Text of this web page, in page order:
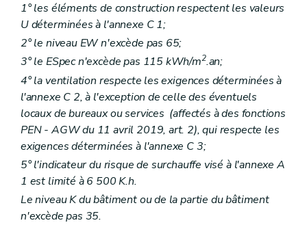
1° les éléments de construction respectent les valeurs
U déterminées à l'annexe C 1;
2° le niveau EW n'excède pas 65;
3° le ESpec n'excède pas 115 kWh/m2.an;
4° la ventilation respecte les exigences déterminées à
l'annexe C 2, à l'exception de celle des éventuels
locaux de bureaux ou services (affectés à des fonctions
PEN - AGW du 11 avril 2019, art. 2), qui respecte les
exigences déterminées à l'annexe C 3;
5° l'indicateur du risque de surchauffe visé à l'annexe A
1 est limité à 6 500 K.h.
Le niveau K du bâtiment ou de la partie du bâtiment
n'excède pas 35.